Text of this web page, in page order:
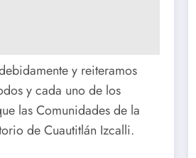
y reiteramos
y cada uno de los
las Comunidades de la
de Cuautitlán Izcalli.